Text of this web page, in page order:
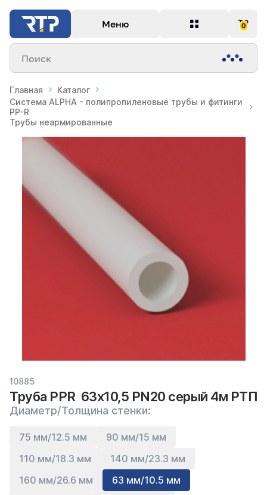
Меню 0
Поиск
Главная
Каталог
Система ALPHA - полипропиленовые трубы и фитинги
PP-R
Трубы неармированные
10885
Труба PPR 63х10,5 PN20 серый 4м РТП
Диаметр/Толщина стенки:
75 мм/12.5 мм
90 мм/15 мм
110 мм/18.3 мм
140 мм/23.3 мм
160 мм/26.6 мм
63 мм/10.5 мм